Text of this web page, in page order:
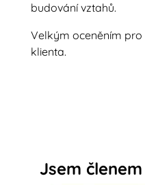
budování vztahů.
Velkým oceněním
klienta.
Jsem